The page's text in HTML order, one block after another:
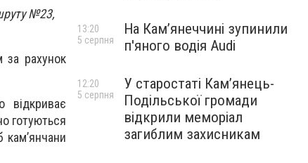
№23,
за рахунок
відкриває
готуються
кам’янчани
На Камʼянеччині зупинили
п'яного водія Audi
13:20
5 серпня
У старостаті Кам’янець-
Подільської громади
відкрили меморіал
загиблим захисникам
12:20
5 серпня